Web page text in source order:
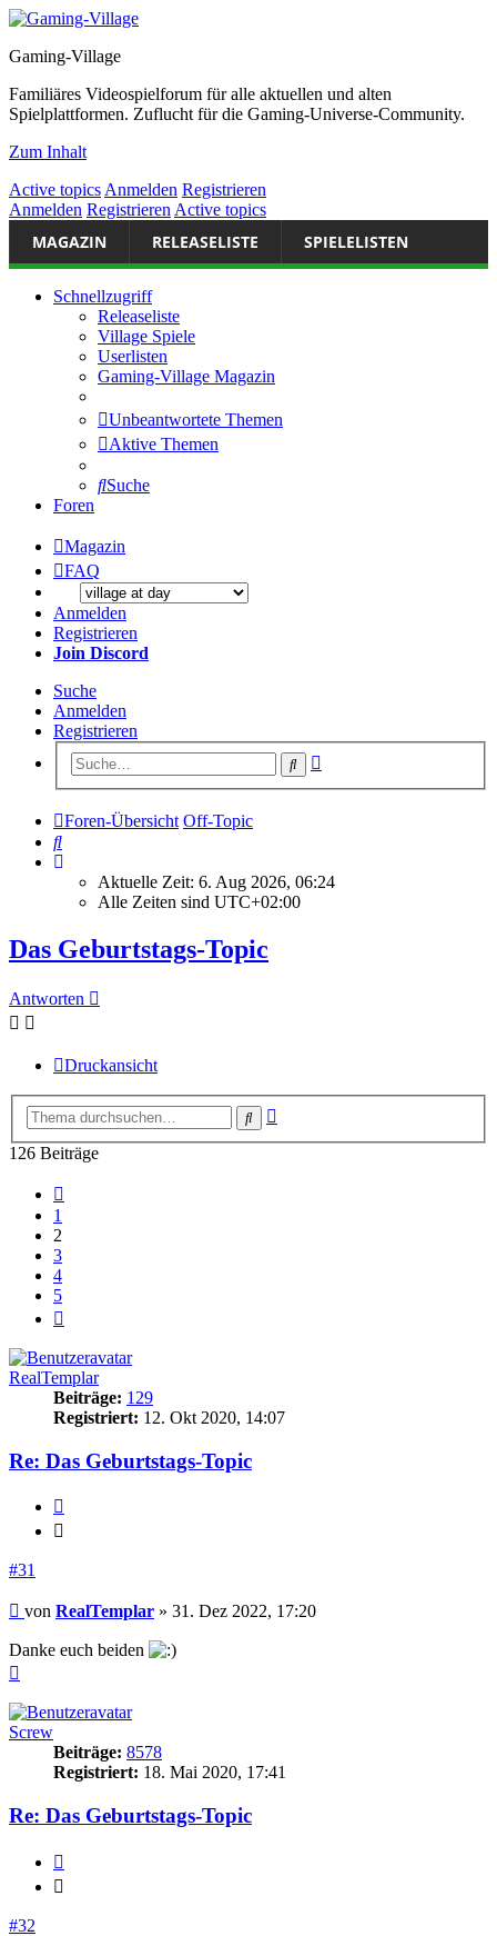
Gaming-Village
Familiäres Videospielforum für alle aktuellen und alten
Spielplattformen. Zuflucht für die Gaming-Universe-Community.
Zum Inhalt
Active topics Anmelden Registrieren
Anmelden Registrieren Active topics
MAGAZIN RELEASELISTE SPIELELISTEN
Schnellzugriff
Releaseliste
Village Spiele
Userlisten
Gaming-Village Magazin
Unbeantwortete Themen
Aktive Themen
Suche
Foren
Magazin
FAQ
Anmelden
Registrieren
Join Discord
Suche
Anmelden
Registrieren
Suche
Foren-Übersicht Off-Topic
Suche
Aktuelle Zeit: 6. Aug 2026, 06:24
Alle Zeiten sind UTC+02:00
Das Geburtstags-Topic
Antworten
Druckansicht
Suche
126 Beiträge
1
2
3
4
5
RealTemplar
Beiträge: 129
Registriert: 12. Okt 2020, 14:07
Re: Das Geburtstags-Topic
#31
Beitrag
von RealTemplar » 31. Dez 2022, 17:20
Danke euch beiden
Screw
Beiträge: 8578
Registriert: 18. Mai 2020, 17:41
Re: Das Geburtstags-Topic
#32